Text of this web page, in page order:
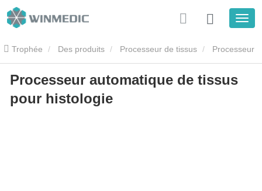
Trophée Des produits Processeur de tissus
automatique de tissus pour histologie
Processeur automatique de tissus
pour histologie